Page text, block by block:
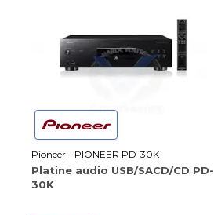
Pioneer - PIONEER PD-30K
Platine audio USB/SACD/CD PD-
30K